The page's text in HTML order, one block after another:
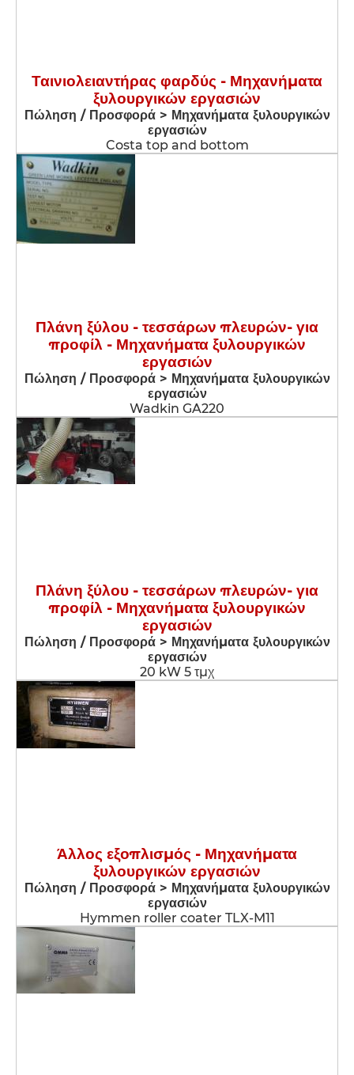
Ταινιολειαντήρας φαρδύς - Μηχανήματα
ξυλουργικών εργασιών
Πώληση / Προσφορά > Μηχανήματα ξυλουργικών
εργασιών
Costa top and bottom
Πλάνη ξύλου - τεσσάρων πλευρών- για
προφίλ - Μηχανήματα ξυλουργικών
εργασιών
Πώληση / Προσφορά > Μηχανήματα ξυλουργικών
εργασιών
Wadkin GA220
Πλάνη ξύλου - τεσσάρων πλευρών- για
προφίλ - Μηχανήματα ξυλουργικών
εργασιών
Πώληση / Προσφορά > Μηχανήματα ξυλουργικών
εργασιών
20 kW 5 τμχ
Άλλος εξοπλισμός - Μηχανήματα
ξυλουργικών εργασιών
Πώληση / Προσφορά > Μηχανήματα ξυλουργικών
εργασιών
Hymmen roller coater TLX-M11